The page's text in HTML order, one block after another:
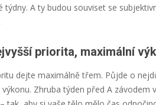
týdny. A ty budou souviset se
priorita, maximální
dejte maximálně třem. Půjde o
Zhruba týden před A závodem